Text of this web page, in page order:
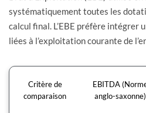
systématiquement toutes les
calcul final. L’EBE préfère intégrer
liées à l’exploitation courante de
Critère de
comparaison
EBITDA
anglo-saxonne)